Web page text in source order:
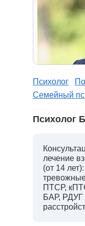
Психолог
Семейный
Психолог
лечение
(от 14
ПТСР,
БАР, РДУГ